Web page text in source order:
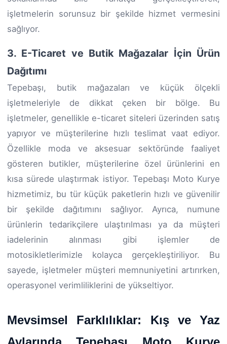
işletmelerin sorunsuz bir şekilde hizmet vermesini
sağlıyor.
3. E-Ticaret ve Butik Mağazalar İçin Ürün
Dağıtımı
Tepebaşı, butik mağazaları ve küçük ölçekli
işletmeleriyle de dikkat çeken bir bölge. Bu
işletmeler, genellikle e-ticaret siteleri üzerinden satış
yapıyor ve müşterilerine hızlı teslimat vaat ediyor.
Özellikle moda ve aksesuar sektöründe faaliyet
gösteren butikler, müşterilerine özel ürünlerini en
kısa sürede ulaştırmak istiyor. Tepebaşı Moto Kurye
hizmetimiz, bu tür küçük paketlerin hızlı ve güvenilir
bir şekilde dağıtımını sağlıyor. Ayrıca, numune
ürünlerin tedarikçilere ulaştırılması ya da müşteri
iadelerinin alınması gibi işlemler de
motosikletlerimizle kolayca gerçekleştiriliyor. Bu
sayede, işletmeler müşteri memnuniyetini artırırken,
operasyonel verimliliklerini de yükseltiyor.
Mevsimsel Farklılıklar: Kış ve Yaz